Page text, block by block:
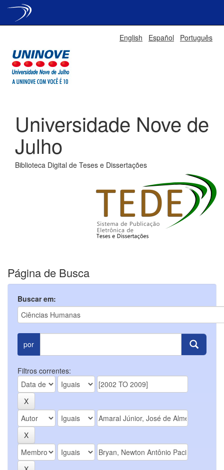
English Español Português
Universidade Nove de
Julho
Biblioteca Digital de Teses e Dissertações
Página de Busca
Buscar em:
por
Filtros correntes: